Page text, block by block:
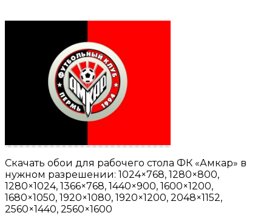
Скачать обои для рабочего стола ФК «Амкар» в
нужном разрешении: 1024×768, 1280×800,
1280×1024, 1366×768, 1440×900, 1600×1200,
1680×1050, 1920×1080, 1920×1200, 2048×1152,
2560×1440, 2560×1600